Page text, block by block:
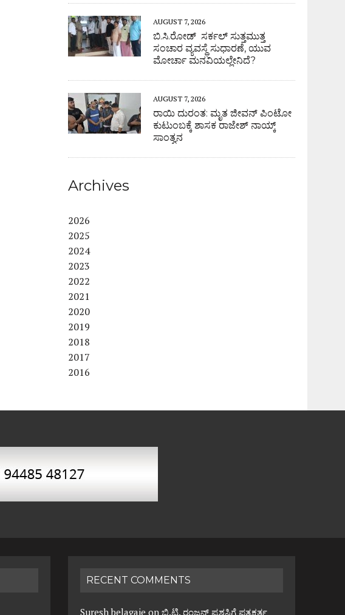
AUGUST 7, 2026
ಬಿ.ಸಿ.ರೋಡ್ ಸರ್ಕಲ್ ಸುತ್ತಮುತ್ತ
ಸಂಚಾರ ವ್ಯವಸ್ಥೆ ಸುಧಾರಣೆ, ಯುವ
ಮೋರ್ಚಾ ಮನವಿಯಲ್ಲೇನಿದೆ?
AUGUST 7, 2026
ರಾಯಿ ದುರಂತ: ಮೃತ ಜೀವನ್ ಪಿಂಟೋ
ಕುಟುಂಬಕ್ಕೆ ಶಾಸಕ ರಾಜೇಶ್ ನಾಯ್ಕ್
ಸಾಂತ್ವನ
Archives
2026
2025
2024
2023
2022
2021
2020
2019
2018
2017
2016
RECENT COMMENTS
Suresh belagaje onಬಿ.ಟಿ. ರಂಜನ್ ಪ್ರಶಸ್ತಿಗೆ ಪತ್ರಕರ್ತ